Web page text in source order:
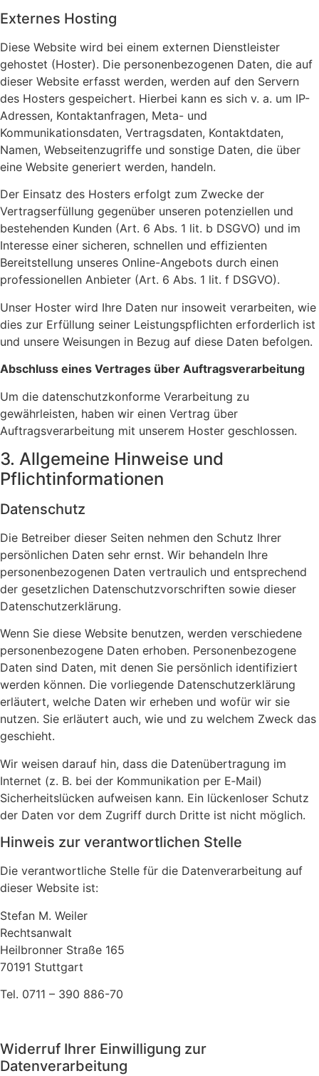
Externes Hosting
Diese Website wird bei einem externen Dienstleister
gehostet (Hoster). Die personenbezogenen Daten, die auf
dieser Website erfasst werden, werden auf den Servern
des Hosters gespeichert. Hierbei kann es sich v. a. um IP-
Adressen, Kontaktanfragen, Meta- und
Kommunikationsdaten, Vertragsdaten, Kontaktdaten,
Namen, Webseitenzugriffe und sonstige Daten, die über
eine Website generiert werden, handeln.
Der Einsatz des Hosters erfolgt zum Zwecke der
Vertragserfüllung gegenüber unseren potenziellen und
bestehenden Kunden (Art. 6 Abs. 1 lit. b DSGVO) und im
Interesse einer sicheren, schnellen und effizienten
Bereitstellung unseres Online-Angebots durch einen
professionellen Anbieter (Art. 6 Abs. 1 lit. f DSGVO).
Unser Hoster wird Ihre Daten nur insoweit verarbeiten, wie
dies zur Erfüllung seiner Leistungspflichten erforderlich ist
und unsere Weisungen in Bezug auf diese Daten befolgen.
Abschluss eines Vertrages über Auftragsverarbeitung
Um die datenschutzkonforme Verarbeitung zu
gewährleisten, haben wir einen Vertrag über
Auftragsverarbeitung mit unserem Hoster geschlossen.
3. Allgemeine Hinweise und
Pflichtinformationen
Datenschutz
Die Betreiber dieser Seiten nehmen den Schutz Ihrer
persönlichen Daten sehr ernst. Wir behandeln Ihre
personenbezogenen Daten vertraulich und entsprechend
der gesetzlichen Datenschutzvorschriften sowie dieser
Datenschutzerklärung.
Wenn Sie diese Website benutzen, werden verschiedene
personenbezogene Daten erhoben. Personenbezogene
Daten sind Daten, mit denen Sie persönlich identifiziert
werden können. Die vorliegende Datenschutzerklärung
erläutert, welche Daten wir erheben und wofür wir sie
nutzen. Sie erläutert auch, wie und zu welchem Zweck das
geschieht.
Wir weisen darauf hin, dass die Datenübertragung im
Internet (z. B. bei der Kommunikation per E‑Mail)
Sicherheitslücken aufweisen kann. Ein lückenloser Schutz
der Daten vor dem Zugriff durch Dritte ist nicht möglich.
Hinweis zur verantwortlichen Stelle
Die verantwortliche Stelle für die Datenverarbeitung auf
dieser Website ist:
Stefan M. Weiler
Rechtsanwalt
Heilbronner Straße 165
70191 Stuttgart
Tel. 0711 – 390 886-70
Widerruf Ihrer Einwilligung zur
Datenverarbeitung